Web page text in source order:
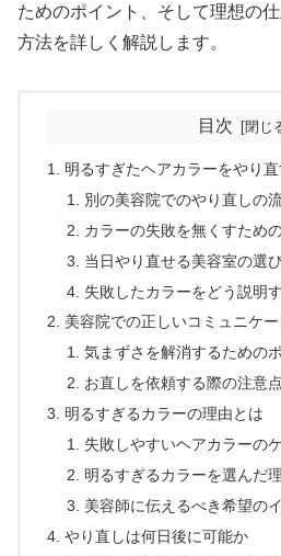
ためのポイント、そして理想の
方法を詳しく解説します。
目次
明るすぎたヘアカラーをやり
別の美容院でのやり直しの
カラーの失敗を無くすため
当日やり直せる美容室の選
失敗したカラーをどう説明
美容院での正しいコミュニケ
気まずさを解消するための
お直しを依頼する際の注意点
明るすぎるカラーの理由とは
失敗しやすいヘアカラーの
明るすぎるカラーを選んだ
美容師に伝えるべき希望の
やり直しは何日後に可能か